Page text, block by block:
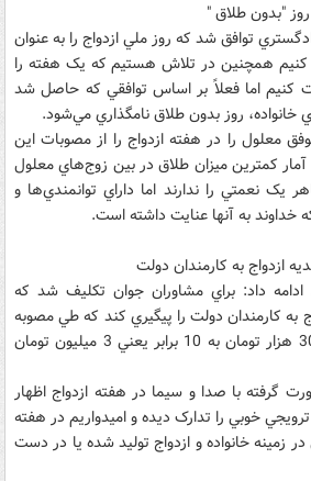
"بدون طلاق "
توافق شد که روز ملي ازدواج را به عنوان
کنيم همچنين در تلاش هستيم که يک هفته را
کنيم اما فعلاً بر اساس توافقي که حاصل شد
خانواده، روز بدون طلاق نامگذاري مي‌شود.
معلول را در هفته ازدواج را از مصوبات اين
کمترين ميزان طلاق در بين زوج‌هاي معلول
يک نعمتي را ندارند اما داراي توانمندي‌ها و
به آنها عنايت داشته است.
داد: براي مشاوران جوان تکليف شد که
به کارمندان دولت را پيگيري کند که طي مصوبه
دولت اين مبلغ هديه از 300 هزار تومان به 10 برابر يعني 3 ميليون تومان
با صدا و سيما در هفته ازدواج اظهار
خوبي را تدارک ديده‌ و اميدواريم در هفته
زمينه خانواده و ازدواج توليد شده يا در دست